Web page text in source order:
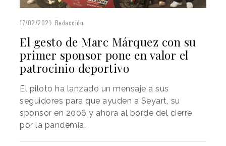
17/02/2021 Redacción
El gesto de Marc Márquez con su
primer sponsor pone en valor el
patrocinio deportivo
El piloto ha lanzado un mensaje a sus
seguidores para que ayuden a Seyart, su
sponsor en 2006 y ahora al borde del cierre
por la pandemia.